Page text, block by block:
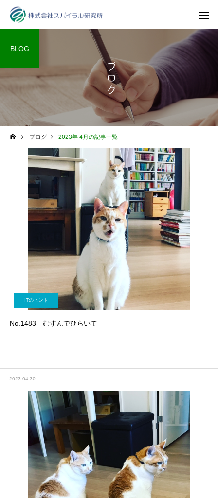
ブログ
BLOG
ブログ 2023年 4月の記事一覧
ITのヒント
No.1483 むすんでひらいて
2023.04.30